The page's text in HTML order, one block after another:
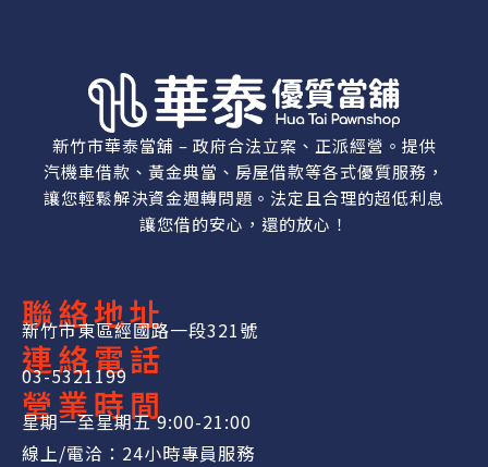
新竹市華泰當舖 – 政府合法立案、正派經營。提供
汽機車借款、黃金典當、房屋借款等各式優質服務，
讓您輕鬆解決資金週轉問題。法定且合理的超低利息
讓您借的安心，還的放心！
聯絡地址
新竹市東區經國路一段321號
連絡電話
03-5321199
營業時間
星期一至星期五 9:00-21:00
線上/電洽：24小時專員服務